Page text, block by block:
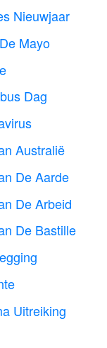
Nieuwjaar
Mayo
Dag
Australië
De Aarde
De Arbeid
De Bastille
Uitreiking